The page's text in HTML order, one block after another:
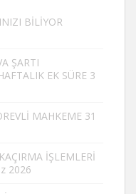
BİLİYOR
ŞARTI
EK SÜRE 3
MAHKEME 31
İŞLEMLERİ
2026